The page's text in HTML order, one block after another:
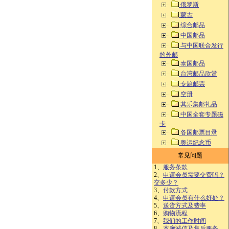
俄罗斯
蒙古
综合邮品
中国邮品
与中国联合发行
的外邮
泰国邮品
台湾邮品欣赏
专题邮票
空册
其乐集邮礼品
中国全套专题磁
卡
各国邮票目录
奥运纪念币
常见问题
1、 服务条款
2、 申请会员需要交费吗？
交多少？
3、 付款方式
4、 申请会员有什么好处？
5、 送货方式及费率
6、 购物流程
7、 我们的工作时间